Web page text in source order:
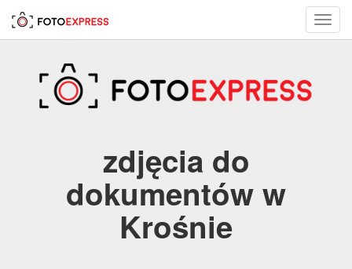
zdjęcia do
dokumentów w
Krośnie